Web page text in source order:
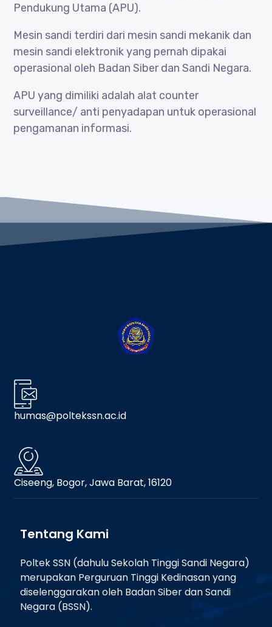
Pendukung Utama (APU).
Mesin sandi terdiri dari mesin sandi mekanik dan
mesin sandi elektronik yang pernah dipakai
operasional oleh Badan Siber dan Sandi Negara.
APU yang dimiliki adalah alat counter
surveillance/ anti penyadapan untuk operasional
pengamanan informasi.
humas@poltekssn.ac.id
Ciseeng, Bogor, Jawa Barat, 16120
Tentang Kami
Poltek SSN (dahulu Sekolah Tinggi Sandi Negara)
merupakan Perguruan Tinggi Kedinasan yang
diselenggarakan oleh Badan Siber dan Sandi
Negara (BSSN).